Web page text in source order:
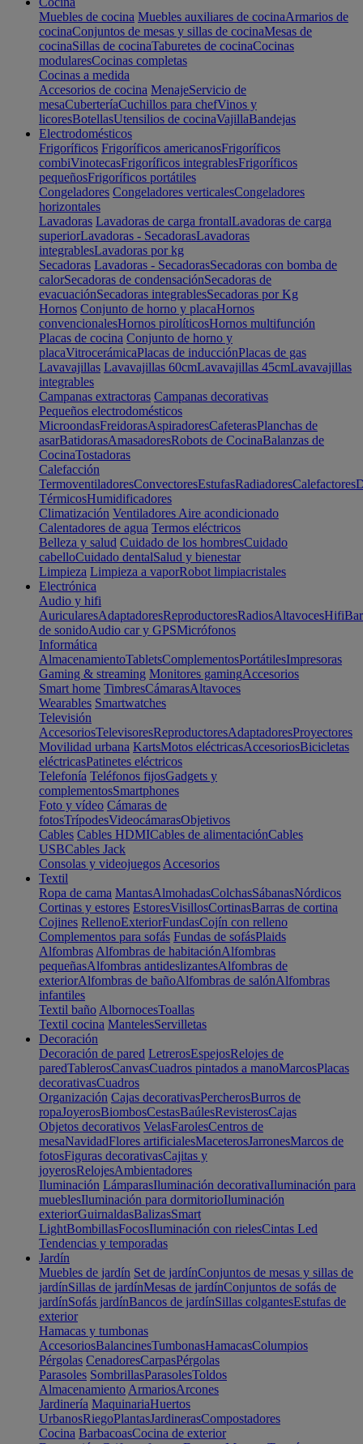
Muebles de cocina Muebles auxiliares de cocinaArmarios de
cocinaConjuntos de mesas y sillas de cocinaMesas de
cocinaSillas de cocinaTaburetes de cocinaCocinas
modularesCocinas completas
Cocinas a medida
Accesorios de cocina MenajeServicio de
mesaCuberteríaCuchillos para chefVinos y
licoresBotellasUtensilios de cocinaVajillaBandejas
Electrodomésticos
Frigoríficos Frigoríficos americanosFrigoríficos
combiVinotecasFrigoríficos integrablesFrigoríficos
pequeñosFrigoríficos portátiles
Congeladores Congeladores verticalesCongeladores
horizontales
Lavadoras Lavadoras de carga frontalLavadoras de carga
superiorLavadoras - SecadorasLavadoras
integrablesLavadoras por kg
Secadoras Lavadoras - SecadorasSecadoras con bomba de
calorSecadoras de condensaciónSecadoras de
evacuaciónSecadoras integrablesSecadoras por Kg
Hornos Conjunto de horno y placaHornos
convencionalesHornos pirolíticosHornos multifunción
Placas de cocina Conjunto de horno y
placaVitrocerámicaPlacas de inducciónPlacas de gas
Lavavajillas Lavavajillas 60cmLavavajillas 45cmLavavajillas
integrables
Campanas extractoras Campanas decorativas
Pequeños electrodomésticos
MicroondasFreidorasAspiradoresCafeterasPlanchas de
asarBatidorasAmasadoresRobots de CocinaBalanzas de
CocinaTostadoras
Calefacción
TermoventiladoresConvectoresEstufasRadiadoresCalefactores
TérmicosHumidificadores
Climatización Ventiladores Aire acondicionado
Calentadores de agua Termos eléctricos
Belleza y salud Cuidado de los hombresCuidado
cabelloCuidado dentalSalud y bienestar
Limpieza Limpieza a vaporRobot limpiacristales
Electrónica
Audio y hifi
AuricularesAdaptadoresReproductoresRadiosAltavocesHifi
de sonidoAudio car y GPSMicrófonos
Informática
AlmacenamientoTabletsComplementosPortátilesImpresoras
Gaming & streaming Monitores gamingAccesorios
Smart home TimbresCámarasAltavoces
Wearables Smartwatches
Televisión
AccesoriosTelevisoresReproductoresAdaptadoresProyectores
Movilidad urbana KartsMotos eléctricasAccesoriosBicicletas
eléctricasPatinetes eléctricos
Telefonía Teléfonos fijosGadgets y
complementosSmartphones
Foto y vídeo Cámaras de
fotosTrípodesVideocámarasObjetivos
Cables Cables HDMICables de alimentaciónCables
USBCables Jack
Consolas y videojuegos Accesorios
Textil
Ropa de cama MantasAlmohadasColchasSábanasNórdicos
Cortinas y estores EstoresVisillosCortinasBarras de cortina
Cojines RellenoExteriorFundasCojín con relleno
Complementos para sofás Fundas de sofásPlaids
Alfombras Alfombras de habitaciónAlfombras
pequeñasAlfombras antideslizantesAlfombras de
exteriorAlfombras de bañoAlfombras de salónAlfombras
infantiles
Textil baño AlbornocesToallas
Textil cocina MantelesServilletas
Decoración
Decoración de pared LetrerosEspejosRelojes de
paredTablerosCanvasCuadros pintados a manoMarcosPlacas
decorativasCuadros
Organización Cajas decorativasPercherosBurros de
ropaJoyerosBiombosCestasBaúlesRevisterosCajas
Objetos decorativos VelasFarolesCentros de
mesaNavidadFlores artificialesMaceterosJarronesMarcos de
fotosFiguras decorativasCajitas y
joyerosRelojesAmbientadores
Iluminación LámparasIluminación decorativaIluminación para
mueblesIluminación para dormitorioIluminación
exteriorGuirnaldasBalizasSmart
LightBombillasFocosIluminación con rielesCintas Led
Tendencias y temporadas
Jardín
Muebles de jardín Set de jardínConjuntos de mesas y sillas de
jardínSillas de jardínMesas de jardínConjuntos de sofás de
jardínSofás jardínBancos de jardínSillas colgantesEstufas de
exterior
Hamacas y tumbonas
AccesoriosBalancinesTumbonasHamacasColumpios
Pérgolas CenadoresCarpasPérgolas
Parasoles SombrillasParasolesToldos
Almacenamiento ArmariosArcones
Jardinería MaquinariaHuertos
UrbanosRiegoPlantasJardinerasCompostadores
Cocina BarbacoasCocina de exterior